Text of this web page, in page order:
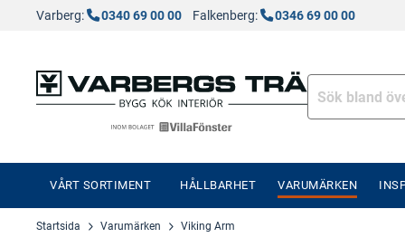
Varberg: 0340 69 00 00 Falkenberg: 0346 69 00 00
VÅRT SORTIMENT HÅLLBARHET VARUMÄRKEN
Startsida Varumärken Viking Arm